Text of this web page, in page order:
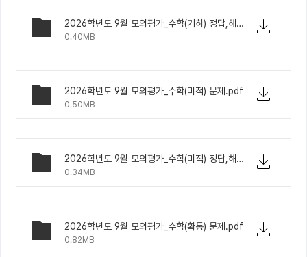
2026학년도 9월 모의평가_수학(기하) 정답,해설.pdf
0.40MB
2026학년도 9월 모의평가_수학(미적) 문제.pdf
0.50MB
2026학년도 9월 모의평가_수학(미적) 정답,해설.pdf
0.34MB
2026학년도 9월 모의평가_수학(확통) 문제.pdf
0.82MB